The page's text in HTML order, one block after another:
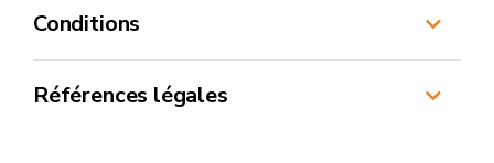
Conditions
Références légales